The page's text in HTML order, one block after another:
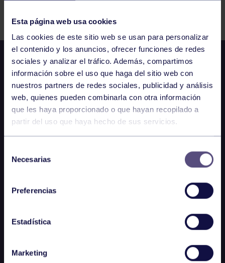
Esta página web usa cookies
Las cookies de este sitio web se usan para personalizar
el contenido y los anuncios, ofrecer funciones de redes
sociales y analizar el tráfico. Además, compartimos
información sobre el uso que haga del sitio web con
nuestros partners de redes sociales, publicidad y análisis
web, quienes pueden combinarla con otra información
que les haya proporcionado o que hayan recopilado a
partir del uso que haya hecho de sus servicios.
Necesarias
Preferencias
Estadística
Marketing